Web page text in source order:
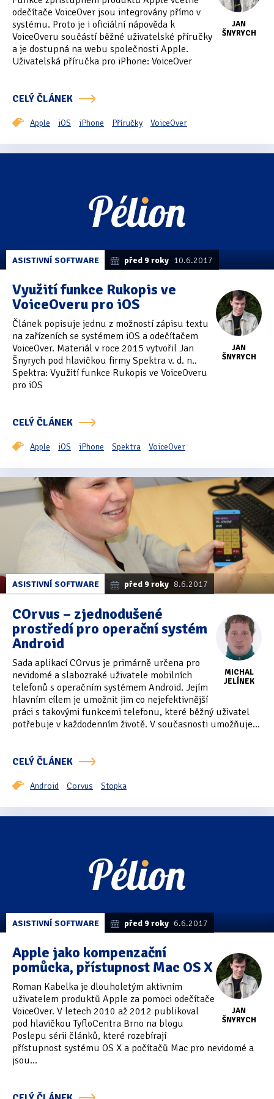
Hledání
Tipy & triky(17)
JAN
ŠNYRYCH
odečítače VoiceOver jsou integrovány přímo v
systému. Proto je i oficiální nápověda k
VoiceOveru součástí běžné uživatelské příručky
a je dostupná na webu společnosti Apple.
Uživatelská příručka pro iPhone: VoiceOver
CELÝ ČLÁNEK
Apple iOS iPhone Příručky VoiceOver
ASISTIVNÍ SOFTWARE před 9 roky 10.6.2017
JAN
ŠNYRYCH
Využití funkce Rukopis ve
VoiceOveru pro iOS
Článek popisuje jednu z možností zápisu textu
na zařízeních se systémem iOS a odečítačem
VoiceOver. Materiál v roce 2015 vytvořil Jan
Šnyrych pod hlavičkou firmy Spektra v. d. n..
Spektra: Využití funkce Rukopis ve VoiceOveru
pro iOS
CELÝ ČLÁNEK
Apple iOS iPhone Spektra VoiceOver
ASISTIVNÍ SOFTWARE před 9 roky 8.6.2017
MICHAL
JELÍNEK
COrvus – zjednodušené
prostředí pro operační systém
Android
Sada aplikací COrvus je primárně určena pro
nevidomé a slabozraké uživatele mobilních
telefonů s operačním systémem Android. Jejím
hlavním cílem je umožnit jim co nejefektivnější
práci s takovými funkcemi telefonu, které běžný uživatel
potřebuje v každodenním životě. V současnosti umožňuje...
CELÝ ČLÁNEK
Android Corvus Stopka
ASISTIVNÍ SOFTWARE před 9 roky 6.6.2017
JAN
ŠNYRYCH
Apple jako kompenzační
pomůcka, přístupnost Mac OS X
Roman Kabelka je dlouholetým aktivním
uživatelem produktů Apple za pomoci odečítače
VoiceOver. V letech 2010 až 2012 publikoval
pod hlavičkou TyfloCentra Brno na blogu
Poslepu sérii článků, které rozebírají
přístupnost systému OS X a počítačů Mac pro nevidomé a
jsou...